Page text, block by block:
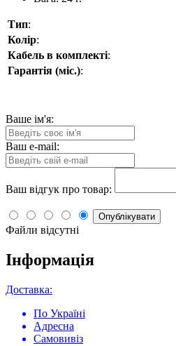
Тип:
Колір:
Кабель в комплекті:
Гарантія (міс.):
Ваше ім'я:
Ваш e-mail:
Ваш відгук про товар:
Опублікувати
Файли відсутні
Інформація
Доставка:
По Україні
Адресна
Самовивіз